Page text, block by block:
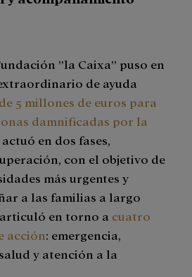
”la Caixa” puso en
de ayuda
5 millones de euros para
damnificadas por la
en dos fases,
con el objetivo de
más urgentes y
a las familias a largo
en torno a cuatro
acción: emergencia,
y atención a la